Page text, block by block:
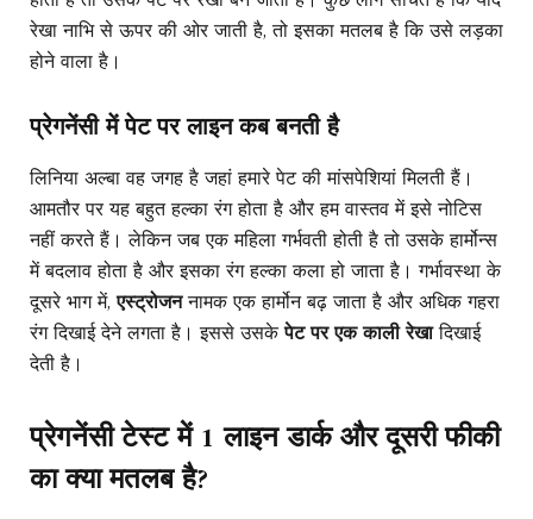
रेखा नाभि से ऊपर की ओर जाती है, तो इसका मतलब है कि उसे लड़का
होने वाला है।
प्रेगनेंसी में पेट पर लाइन कब बनती है
लिनिया अल्बा वह जगह है जहां हमारे पेट की मांसपेशियां मिलती हैं।
आमतौर पर यह बहुत हल्का रंग होता है और हम वास्तव में इसे नोटिस
नहीं करते हैं। लेकिन जब एक महिला गर्भवती होती है तो उसके हार्मोन्स
में बदलाव होता है और इसका रंग हल्का कला हो जाता है। गर्भावस्था के
दूसरे भाग में,एस्ट्रोजननामक एक हार्मोन बढ़ जाता है और अधिक गहरा
रंग दिखाई देने लगता है। इससे उसकेपेट पर एक काली रेखादिखाई
देती है।
प्रेगनेंसी टेस्ट में 1 लाइन डार्क और दूसरी फीकी
का क्या मतलब है?